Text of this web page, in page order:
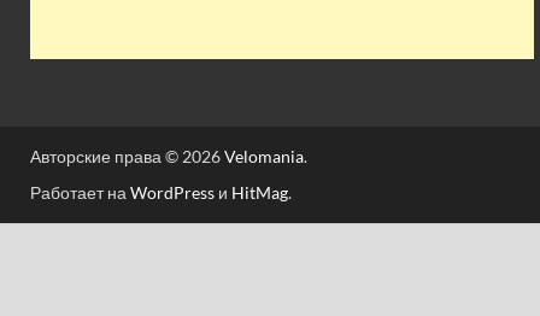
Авторские права © 2026Velomania.
Работает на WordPress и HitMag.